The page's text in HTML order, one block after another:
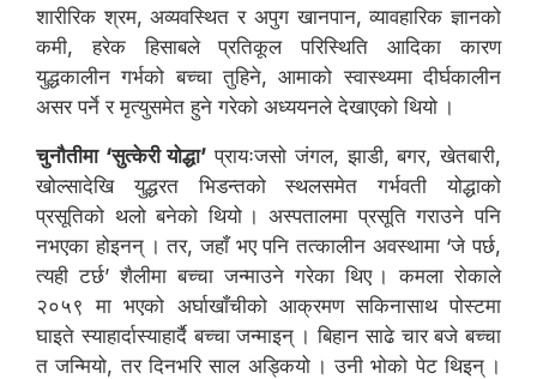
शारीरिक श्रम, अव्यवस्थित र अपुग खानपान, व्यावहारिक ज्ञानको
कमी, हरेक हिसाबले प्रतिकूल परिस्थिति आदिका कारण
युद्धकालीन गर्भको बच्चा तुहिने, आमाको स्वास्थ्यमा दीर्घकालीन
असर पर्ने र मृत्युसमेत हुने गरेको अध्ययनले देखाएको थियो ।
चुनौतीमा ‘सुत्केरी योद्धा’ प्रायःजसो जंगल, झाडी, बगर, खेतबारी,
खोल्सादेखि युद्धरत भिडन्तको स्थलसमेत गर्भवती योद्धाको
प्रसूतिको थलो बनेको थियो । अस्पतालमा प्रसूति गराउने पनि
नभएका होइनन् । तर, जहाँ भए पनि तत्कालीन अवस्थामा ‘जे पर्छ,
त्यही टर्छ’ शैलीमा बच्चा जन्माउने गरेका थिए । कमला रोकाले
२०५९ मा भएको अर्घाखाँचीको आक्रमण सकिनासाथ पोस्टमा
घाइते स्याहार्दास्याहार्दै बच्चा जन्माइन् । बिहान साढे चार बजे बच्चा
त जन्मियो, तर दिनभरि साल अड्कियो । उनी भोको पेट थिइन् ।